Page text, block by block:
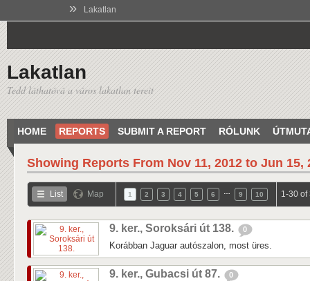
» Lakatlan
Lakatlan
Tedd láthatóvá a város lakatlan tereit
HOME REPORTS SUBMIT A REPORT RÓLUNK
Showing Reports From Nov 11, 2012 to Jun 15,
List Map 1 2 3 4 5 6 9 10 1-30 of
9. ker., Soroksári út 138. 0
Korábban Jaguar autószalon, most üres.
9. ker., Gubacsi út 87. 0